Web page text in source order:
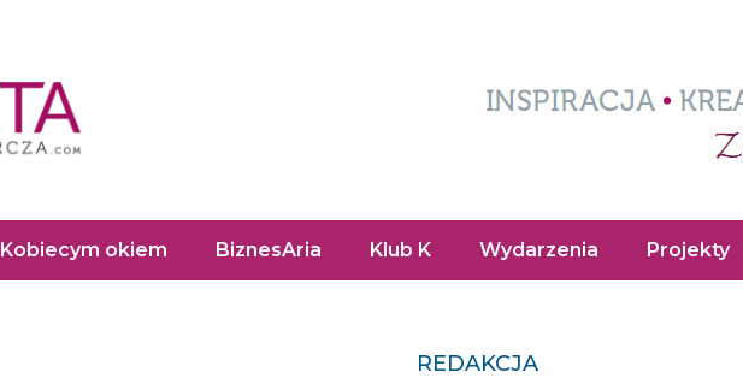
Kobiecym okiem BiznesAria Klub K Wydarzenia Projekty
REDAKCJA